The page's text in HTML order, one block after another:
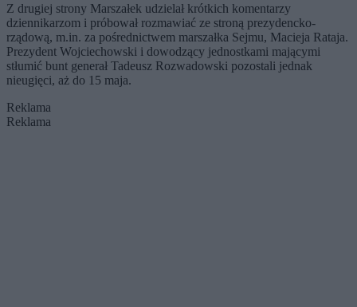
Z drugiej strony Marszałek udzielał krótkich komentarzy
dziennikarzom i próbował rozmawiać ze stroną prezydencko-
rządową, m.in. za pośrednictwem marszałka Sejmu, Macieja Rataja.
Prezydent Wojciechowski i dowodzący jednostkami mającymi
stłumić bunt generał Tadeusz Rozwadowski pozostali jednak
nieugięci, aż do 15 maja.
Reklama
Reklama